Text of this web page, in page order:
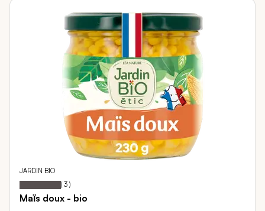
JARDIN BIO
Notation: 100
% of
( 3 )
Maïs doux - bio